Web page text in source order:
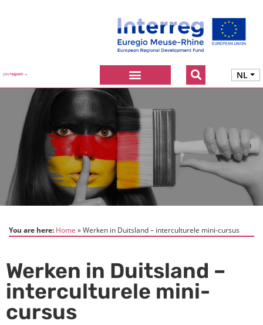
NL
You are here: Home Werken in Duitsland – interculturele mini-cursus
Werken in Duitsland –
interculturele mini-
cursus